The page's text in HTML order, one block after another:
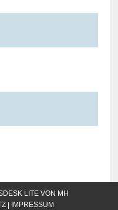
LITE VON MH
| IMPRESSUM